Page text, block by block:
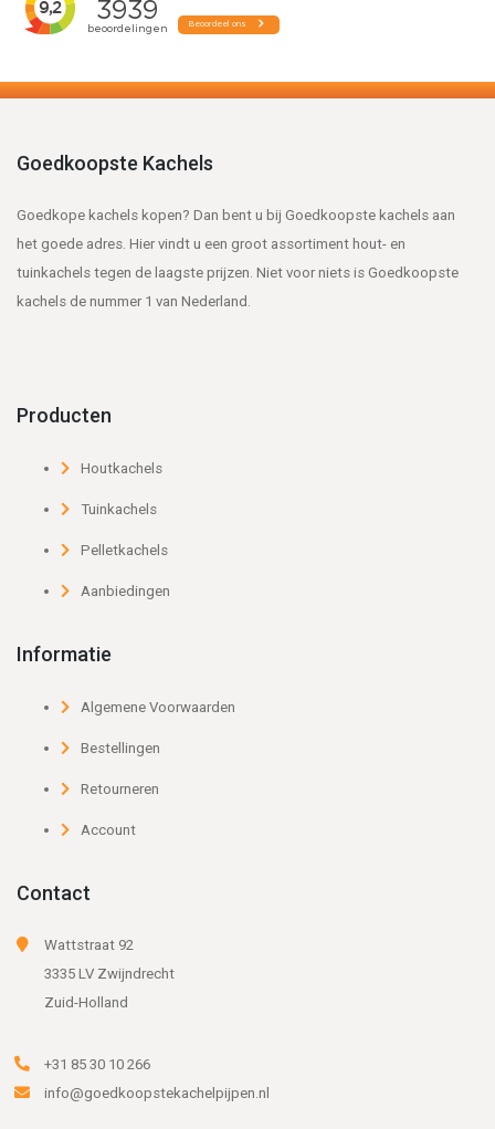
Goedkoopste Kachels
Goedkope kachels kopen? Dan bent u bij Goedkoopste kachels aan
het goede adres. Hier vindt u een groot assortiment hout- en
tuinkachels tegen de laagste prijzen. Niet voor niets is Goedkoopste
kachels de nummer 1 van Nederland.
Producten
Houtkachels
Tuinkachels
Pelletkachels
Aanbiedingen
Informatie
Algemene Voorwaarden
Bestellingen
Retourneren
Account
Contact
Wattstraat 92
3335 LV Zwijndrecht
Zuid-Holland
+31 85 30 10 266
info@goedkoopstekachelpijpen.nl